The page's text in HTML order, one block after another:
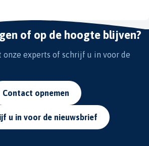
of op de hoogte blijven?
onze experts of schrijf u in voor de
Contact opnemen
u in voor de nieuwsbrief